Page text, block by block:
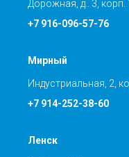
Дорожная, д.. 3, корп.
+7 916-096-57-76
Мирный
Индустриальная, 2,
+7 914-252-38-60
Ленск